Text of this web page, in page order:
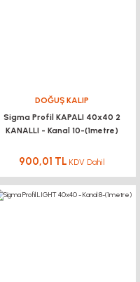
DOĞUŞ KALIP
Sigma Profil KAPALI 40x40 2
KANALLI - Kanal 10-(1metre)
900,01 TL KDV Dahil